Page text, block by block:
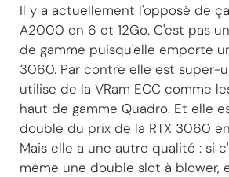
Il y a actuellement l'opposé de
A2000 en 6 et 12Go. C'est pas
de gamme puisqu'elle emporte
3060. Par contre elle est super-
utilise de la VRam ECC comme
haut de gamme Quadro. Et elle
double du prix de la RTX 3060
Mais elle a une autre qualité : si
même une double slot à blower,